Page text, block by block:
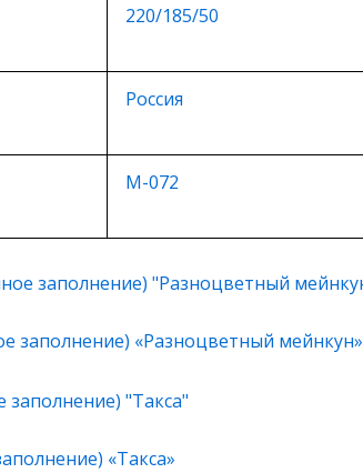
220/185/50
Россия
М-072
заполнение) «Разноцветный мейнкун»
«Такса»